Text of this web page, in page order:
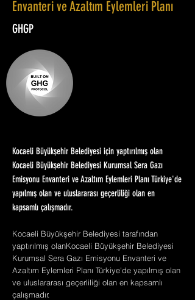
Envanteri ve Azaltım Eylemleri Planı
GHGP
Kocaeli Büyükşehir Belediyesi için yaptırılmış olan
Kocaeli Büyükşehir Belediyesi Kurumsal Sera Gazı
Emisyonu Envanteri ve Azaltım Eylemleri Planı Türkiye'de
yapılmış olan ve uluslararası geçerliliği olan en
kapsamlı çalışmadır.
Kocaeli Büyükşehir Belediyesi tarafından
yaptırılmış olanKocaeli Büyükşehir Belediyesi
Kurumsal Sera Gazı Emisyonu Envanteri ve
Azaltım Eylemleri Planı Türkiye'de yapılmış olan
ve uluslararası geçerliliği olan en kapsamlı
çalışmadır.